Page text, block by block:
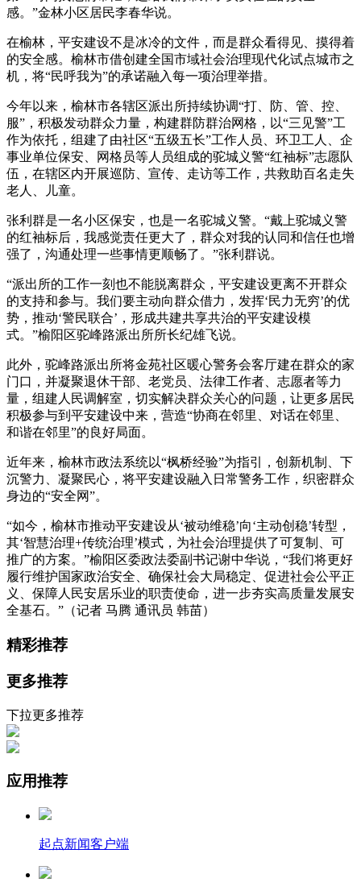
感。”金林小区居民李春华说。
在榆林，平安建设不是冰冷的文件，而是群众看得见、摸得着
的安全感。榆林市借创建全国市域社会治理现代化试点城市之
机，将“民呼我为”的承诺融入每一项治理举措。
今年以来，榆林市各辖区派出所持续协调“打、防、管、控、
服”，积极发动群众力量，构建群防群治网格，以“三见警”工
作为依托，组建了由社区“五级五长”工作人员、环卫工人、企
事业单位保安、网格员等人员组成的驼城义警“红袖标”志愿队
伍，在辖区内开展巡防、宣传、走访等工作，共救助百名走失
老人、儿童。
张利群是一名小区保安，也是一名驼城义警。“戴上驼城义警
的红袖标后，我感觉责任更大了，群众对我的认同和信任也增
强了，沟通处理一些事情更顺畅了。”张利群说。
“派出所的工作一刻也不能脱离群众，平安建设更离不开群众
的支持和参与。我们要主动向群众借力，发挥‘民力无穷’的优
势，推动‘警民联合’，形成共建共享共治的平安建设模
式。”榆阳区驼峰路派出所所长纪雄飞说。
此外，驼峰路派出所将金苑社区暖心警务会客厅建在群众的家
门口，并凝聚退休干部、老党员、法律工作者、志愿者等力
量，组建人民调解室，切实解决群众关心的问题，让更多居民
积极参与到平安建设中来，营造“协商在邻里、对话在邻里、
和谐在邻里”的良好局面。
近年来，榆林市政法系统以“枫桥经验”为指引，创新机制、下
沉警力、凝聚民心，将平安建设融入日常警务工作，织密群众
身边的“安全网”。
“如今，榆林市推动平安建设从‘被动维稳’向‘主动创稳’转型，
其‘智慧治理+传统治理’模式，为社会治理提供了可复制、可
推广的方案。”榆阳区委政法委副书记谢中华说，“我们将更好
履行维护国家政治安全、确保社会大局稳定、促进社会公平正
义、保障人民安居乐业的职责使命，进一步夯实高质量发展安
全基石。”（记者 马腾 通讯员 韩苗）
精彩推荐
更多推荐
下拉更多推荐
应用推荐
起点新闻客户端